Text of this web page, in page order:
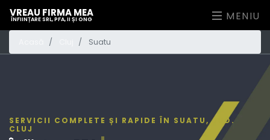
VREAU FIRMA MEA
ÎNFIINȚARE SRL, PFA, II ȘI ONG MENIU
Suatu
SERVICII COMPLETE ȘI RAPIDE ÎN SUATU, JUD.
CLUJ